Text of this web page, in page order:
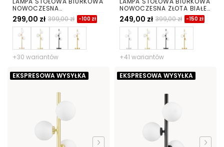
NOWOCZESNA
CHROMOWANA BIAŁE KULE
MARSIADA 3
299,00 zł 399,00 zł -100 zł
+30 wariantów
NOWOCZESNA ZŁOTA BIAŁE
KULE MARSIADA 3
249,00 zł 399,00 zł -150 zł
+41 wariantów
EKSPRESOWA WYSYŁKA EKSPRESOWA WYSYŁKA